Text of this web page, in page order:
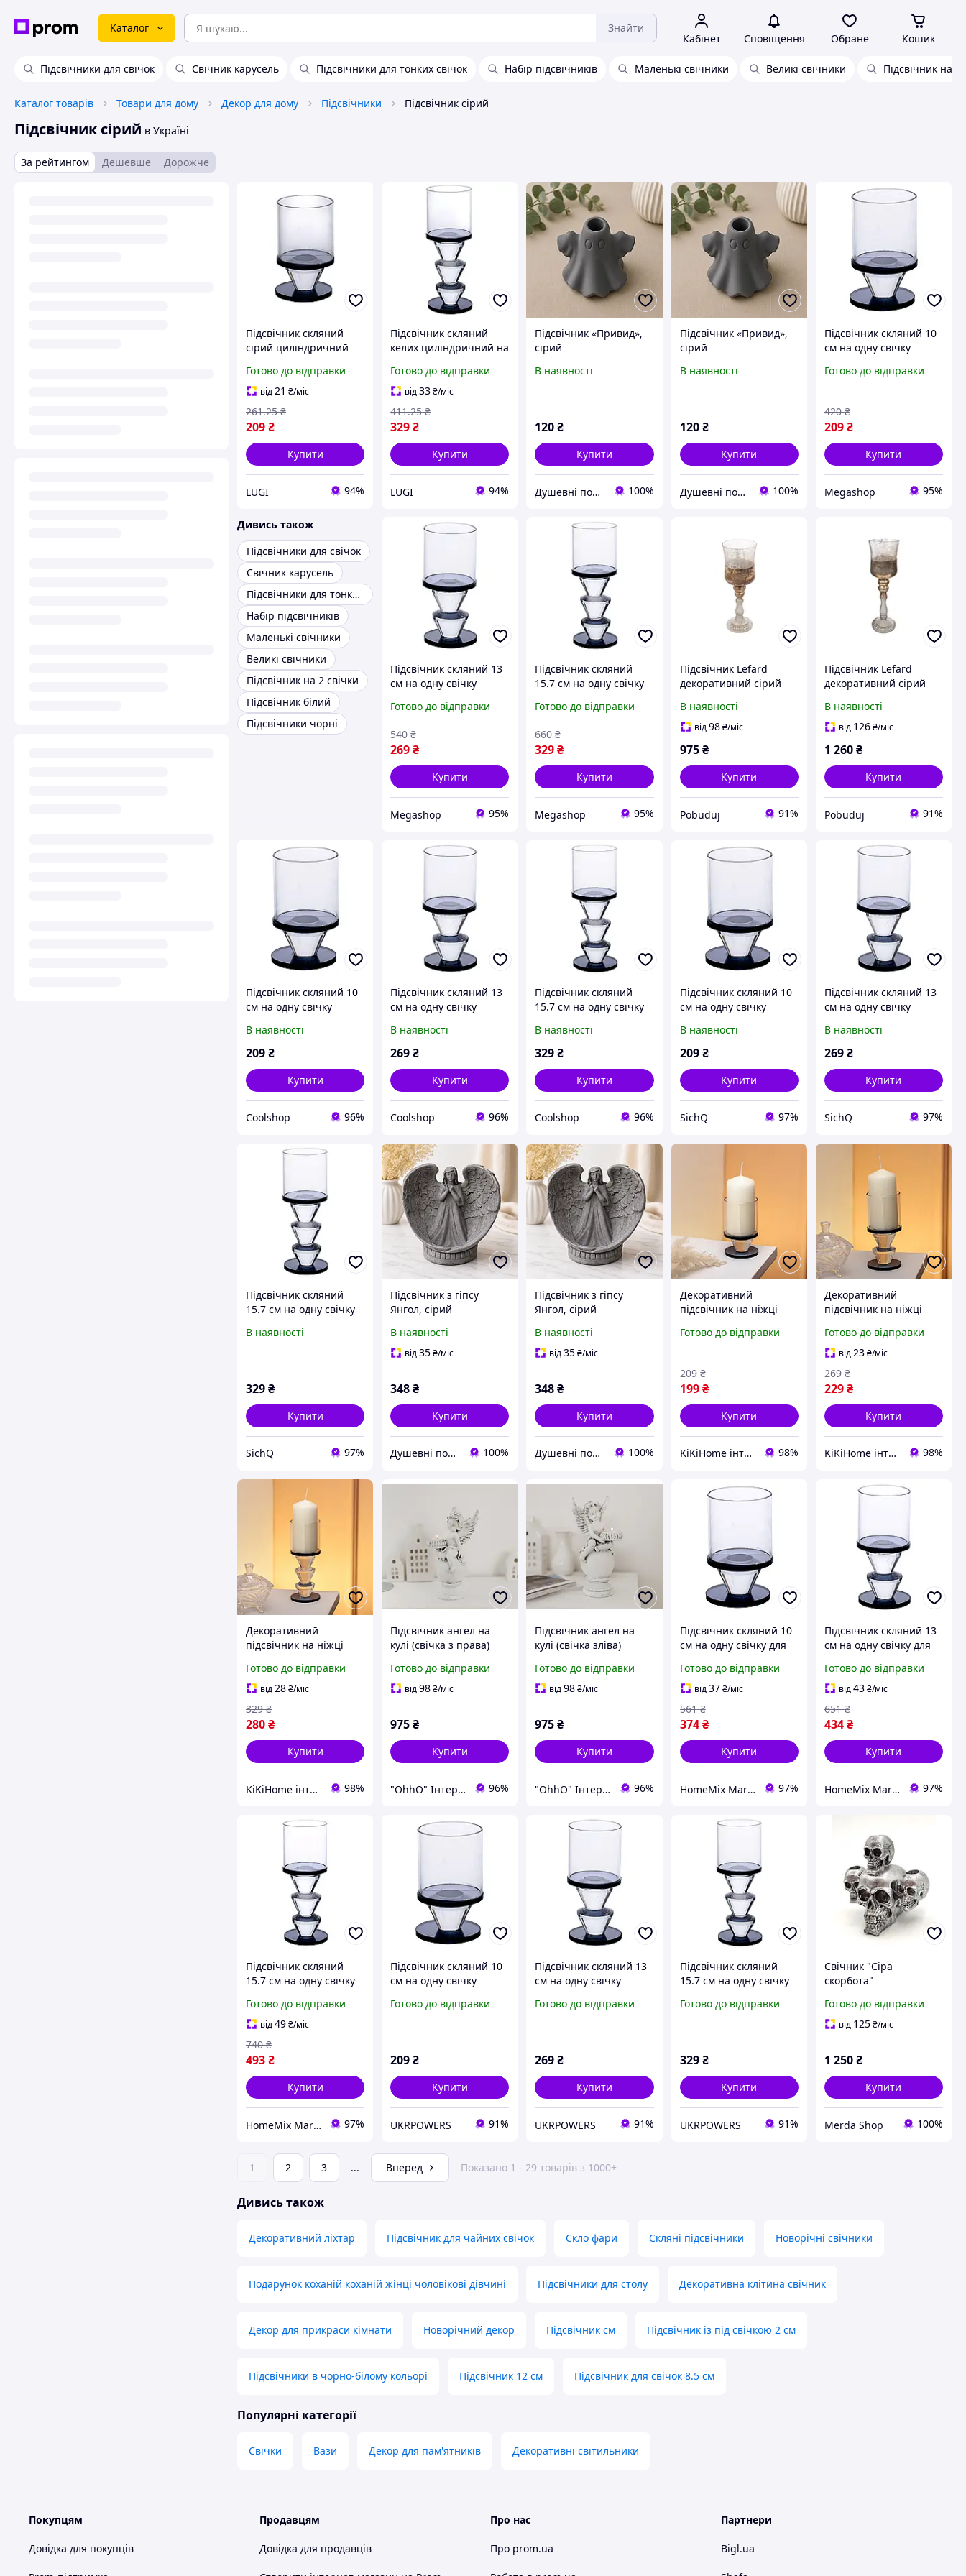
Каталог Знайти
Кабінет Сповіщення Обране Кошик
Підсвічники для свічок Свічник карусель Підсвічники для тонких свічок Набір підсвічників Маленькі свічники Великі свічники Підсвічник на 2
Каталог товарів Товари для дому Декор для дому Підсвічники Підсвічник сірий
Підсвічник сірий в Україні
За рейтингом Дешевше Дорожче
Підсвічник скляний
сірий циліндричний
декоративний
настільний свічник
красиві підсвічники
підсвічники
декоративні
Готово до відправки
від21 ₴/міс
209₴
261.25 ₴
Купити
LUGI 94%
Підсвічник скляний
келих циліндричний на
декоративний свічник
мінімалістичний для
інтер'єру стіл Сірий
Готово до відправки
від33₴/міс
329₴
411.25 ₴
Купити
LUGI 94%
Підсвічник «Привид»,
сірий
В наявності
120₴
Купити
Душевні подарунки 100%
Підсвічник «Привид»,
сірий
В наявності
120 ₴
Купити
Душевні подарунки 100%
Підсвічник скляний 10
см на одну свічку
ніжці декоративний
Готово до відправки
209₴
420 ₴
Купити
Megashop 95%
Дивись також
Підсвічники для свічок
Свічник карусель
Підсвічники для тонких свічок
Набір підсвічників
Маленькі свічники
Великі свічники
Підсвічник на 2 свічки
Підсвічник білий
Підсвічники чорні
Підсвічник скляний 13
см на одну свічку
ніжці декоративний
Готово до відправки
269₴
540 ₴
Купити
Megashop 95%
Підсвічник скляний
15.7 см на одну свічку
ніжці декоративний
Готово до відправки
329₴
660 ₴
Купити
Megashop 95%
Підсвічник Lefard
декоративний сірий
В наявності
від98 ₴/міс
975 ₴
Купити
Pobuduj 91%
Підсвічник Lefard
декоративний сірий
В наявності
від 126₴/міс
1 260₴
Купити
Pobuduj 91%
Підсвічник скляний 10
см на одну свічку
ніжці декоративний
Сірий HP-4-19S
В наявності
209₴
Купити
Coolshop 96%
Підсвічник скляний 13
см на одну свічку
ніжці декоративний
Сірий HP-4-20M
В наявності
269₴
Купити
Coolshop 96%
Підсвічник скляний
15.7 см на одну свічку
ніжці декоративний
Сірий HP-4-21L
В наявності
329₴
Купити
Coolshop 96%
Підсвічник скляний 10
см на одну свічку
ніжці декоративний
Сірий HP-4-19S
В наявності
209 ₴
Купити
SichQ 97%
Підсвічник скляний 13
см на одну свічку
ніжці декоративний
Сірий HP-4-20M
В наявності
269₴
Купити
SichQ 97%
Підсвічник скляний
15.7 см на одну свічку
ніжці декоративний
В наявності
329₴
Купити
SichQ 97%
Підсвічник з гіпсу
Янгол, сірий
В наявності
від35₴/міс
348₴
Купити
Душевні подарунки 100%
Підсвічник з гіпсу
Янгол, сірий
В наявності
від35₴/міс
348₴
Купити
Душевні подарунки 100%
Декоративний
підсвічник на ніжці
одну свічку 10 см Сірий
Готово до відправки
199 ₴
209 ₴
Купити
KiKiHome інтернет-магазин якісних товарів для дому 98%
Декоративний
підсвічник на ніжці
одну свічку 13 см Сірий
Готово до відправки
від23₴/міс
229₴
269 ₴
Купити
KiKiHome інтернет-магазин якісних товарів для дому 98%
Декоративний
підсвічник на ніжці
одну свічку 15.7 см
Сірий
Готово до відправки
від28₴/міс
280₴
329 ₴
Купити
KiKiHome інтернет-магазин якісних товарів для дому 98%
Підсвічник ангел на
кулі (свічка з права)
Презент СП527-3 сірий
Готово до відправки
від98₴/міс
975₴
Купити
"OhhO" Інтернет-магазин 96%
Підсвічник ангел на
кулі (свічка зліва)
Презент СП526-3 сірий
Готово до відправки
від98₴/міс
975₴
Купити
"OhhO" Інтернет-магазин 96%
Підсвічник скляний 10
см на одну свічку для
1962
Готово до відправки
від37 ₴/міс
374 ₴
561 ₴
Купити
HomeMix Market 97%
Підсвічник скляний 13
см на одну свічку для
1963
Готово до відправки
від43₴/міс
434₴
651 ₴
Купити
HomeMix Market 97%
Підсвічник скляний
15.7 см на одну свічку
HM-1964
Готово до відправки
від49₴/міс
493₴
740 ₴
Купити
HomeMix Market 97%
Підсвічник скляний 10
см на одну свічку
ніжці декоративний
Готово до відправки
209₴
Купити
UKRPOWERS 91%
Підсвічник скляний 13
см на одну свічку
ніжці декоративний
Готово до відправки
269₴
Купити
UKRPOWERS 91%
Підсвічник скляний
15.7 см на одну свічку
ніжці декоративний
Готово до відправки
329 ₴
Купити
UKRPOWERS 91%
Свічник "Сіра
скорбота"
Готово до відправки
від 125₴/міс
1 250₴
Купити
Merda Shop 100%
1 2 3 ... Вперед Показано 1 - 29 товарів з 1000+
Дивись також
Декоративний ліхтар Підсвічник для чайних свічок Скло фари Скляні підсвічники Новорічні свічники
Подарунок коханій коханій жінці чоловікові дівчині Підсвічники для столу Декоративна клітина свічник
Декор для прикраси кімнати Новорічний декор Підсвічник см Підсвічник із під свічкою 2 см
Підсвічники в чорно-білому кольорі Підсвічник 12 см Підсвічник для свічок 8.5 см
Популярні категорії
Свічки Вази Декор для пам'ятників Декоративні світильники
Покупцям
Довідка для покупців
Продавцям
Довідка для продавців
Про нас
Про prom.ua
Партнери
Bigl.ua